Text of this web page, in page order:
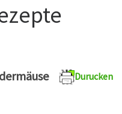
Durucken